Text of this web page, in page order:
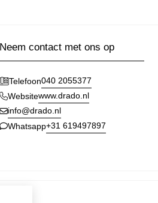
Neem contact met ons op
Telefoon040 2055377
Websitewww.drado.nl
info@drado.nl
Whatsapp+31 619497897